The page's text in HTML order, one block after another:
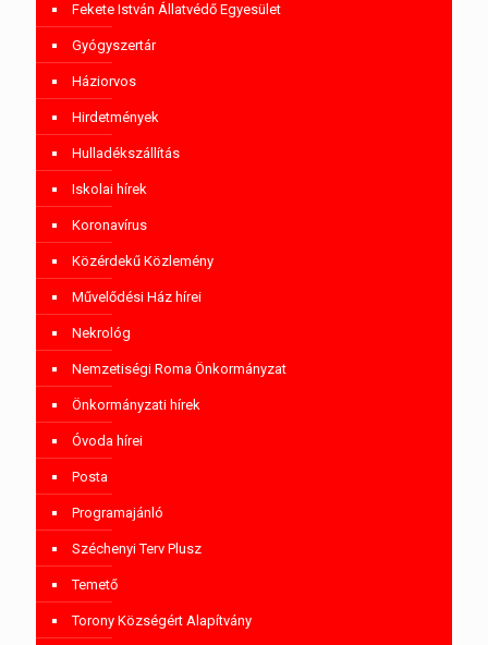
Fekete István Állatvédő Egyesület
Gyógyszertár
Háziorvos
Hirdetmények
Hulladékszállítás
Iskolai hírek
Koronavírus
Közérdekű Közlemény
Művelődési Ház hírei
Nekrológ
Nemzetiségi Roma Önkormányzat
Önkormányzati hírek
Óvoda hírei
Posta
Programajánló
Széchenyi Terv Plusz
Temető
Torony Községért Alapítvány